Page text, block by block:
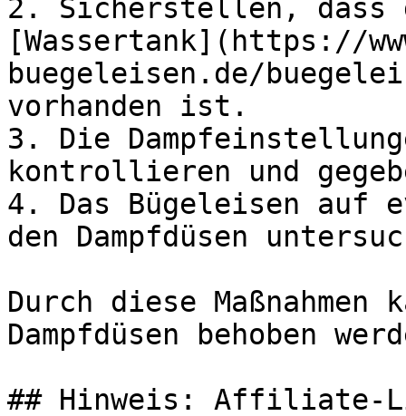
2. Sicherstellen, dass
[Wassertank](https://
buegeleisen.de/
vorhanden ist.
3. Die
kontrollieren und
4. Das Bügeleisen auf
den Dampfdüsen
Durch diese
Dampfdüsen behoben
## Hinweis: Affiliate-